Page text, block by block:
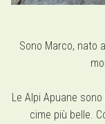
Sono Marco, nato
Le Alpi Apuane
cime più belle.